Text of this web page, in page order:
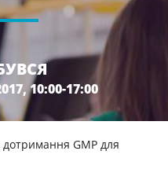
10:00-17:00
дотримання GMP для